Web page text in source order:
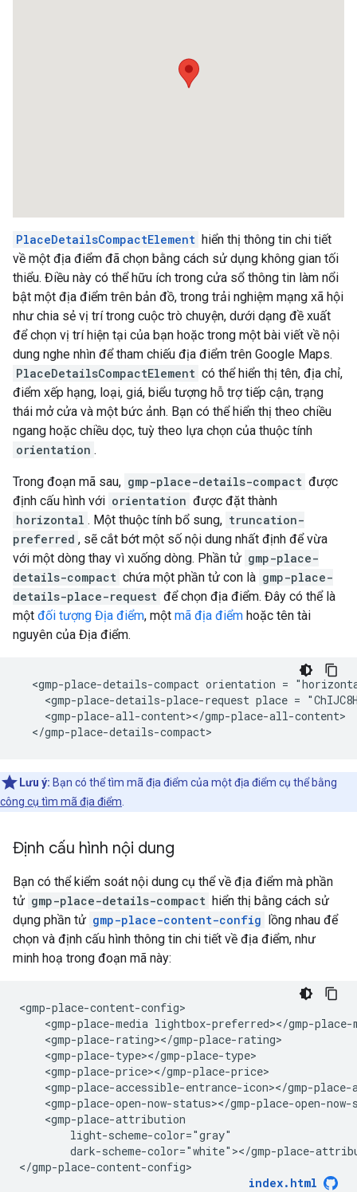
PlaceDetailsCompactElement hiển thị thông tin chi tiết
về một địa điểm đã chọn bằng cách sử dụng không gian tối
thiểu. Điều này có thể hữu ích trong cửa sổ thông tin làm nổi
bật một địa điểm trên bản đồ, trong trải nghiệm mạng xã hội
như chia sẻ vị trí trong cuộc trò chuyện, dưới dạng đề xuất
để chọn vị trí hiện tại của bạn hoặc trong một bài viết về nội
dung nghe nhìn để tham chiếu địa điểm trên Google Maps.
PlaceDetailsCompactElement có thể hiển thị tên, địa chỉ,
điểm xếp hạng, loại, giá, biểu tượng hỗ trợ tiếp cận, trạng
thái mở cửa và một bức ảnh. Bạn có thể hiển thị theo chiều
ngang hoặc chiều dọc, tuỳ theo lựa chọn của thuộc tính
orientation .
Trong đoạn mã sau, gmp-place-details-compact được
định cấu hình với orientation được đặt thành
horizontal . Một thuộc tính bổ sung, truncation-
preferred , sẽ cắt bớt một số nội dung nhất định để vừa
với một dòng thay vì xuống dòng. Phần tử gmp-place-
details-compact chứa một phần tử con là gmp-place-
details-place-request để chọn địa điểm. Đây có thể là
một đối tượng Địa điểm, một mã địa điểm hoặc tên tài
nguyên của Địa điểm.
<gmp-place-details-compact orientation =
<gmp-place-details-place-request place =
    <gmp-place-all-content></gmp-place-all-content>
  </gmp-place-details-compact>
Lưu ý: Bạn có thể tìm mã địa điểm của một địa điểm cụ thể bằng
công cụ tìm mã địa điểm.
Định cấu hình nội dung
Bạn có thể kiểm soát nội dung cụ thể về địa điểm mà phần
tử gmp-place-details-compact hiển thị bằng cách sử
dụng phần tử gmp-place-content-config
lồng nhau để
chọn và định cấu hình thông tin chi tiết về địa điểm, như
minh hoạ trong đoạn mã này:
<gmp-place-content-config>
<gmp-place-media lightbox-preferred></gmp-place-
    <gmp-place-rating></gmp-place-rating>
    <gmp-place-type></gmp-place-type>
    <gmp-place-price></gmp-place-price>
<gmp-place-accessible-entrance-icon></gmp-
<gmp-place-open-now-status></gmp-place-open-now-
    <gmp-place-attribution
        light-scheme-color="gray"
dark-scheme-color="white"></gmp-place-
</gmp-place-content-config>
index.html